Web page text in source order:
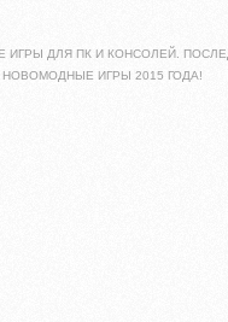
ДЛЯ ПК И КОНСОЛЕЙ.
ИГРЫ 2015 ГОДА!